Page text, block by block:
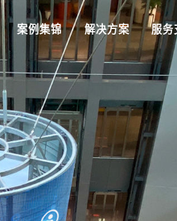
案例集锦 解决方案 服务